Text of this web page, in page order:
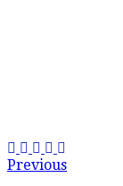
Previous